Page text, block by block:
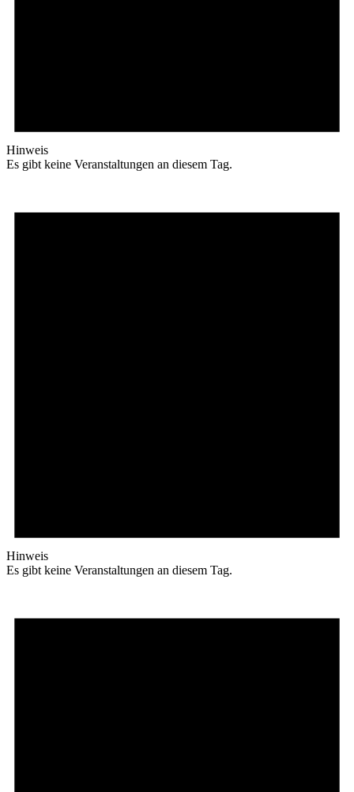
Hinweis
Es gibt keine Veranstaltungen an diesem Tag.
Hinweis
Es gibt keine Veranstaltungen an diesem Tag.